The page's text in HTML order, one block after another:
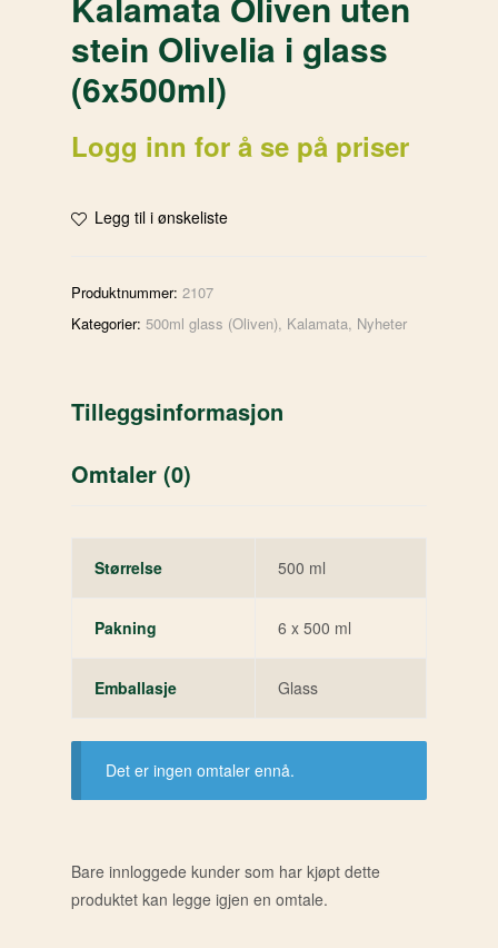
stein Olivelia i glass
(6x500ml)
Logg inn for å se på priser
Legg til i ønskeliste
Produktnummer: 2107
Kategorier: 500ml glass (Oliven), Kalamata, Nyheter
Tilleggsinformasjon
Omtaler (0)
Størrelse 500 ml
Pakning 6 x 500 ml
Emballasje Glass
Det er ingen omtaler ennå.
Bare innloggede kunder som har kjøpt dette
produktet kan legge igjen en omtale.